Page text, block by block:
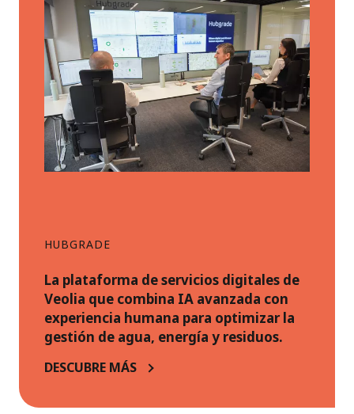
HUBGRADE
La plataforma de servicios digitales de
Veolia que combina IA avanzada con
experiencia humana para optimizar la
gestión de agua, energía y residuos.
DESCUBRE MÁS